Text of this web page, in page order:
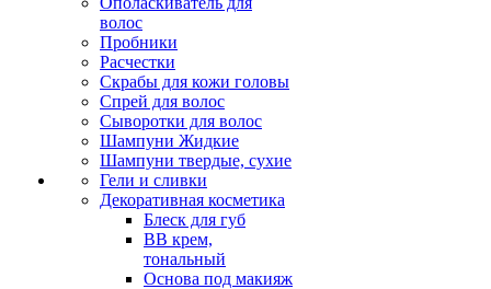
волос
Пробники
Расчестки
Скрабы для кожи головы
Спрей для волос
Сыворотки для волос
Шампуни Жидкие
Шампуни твердые, сухие
Гели и сливки
Декоративная косметика
Блеск для губ
ВВ крем,
тональный
Основа под макияж